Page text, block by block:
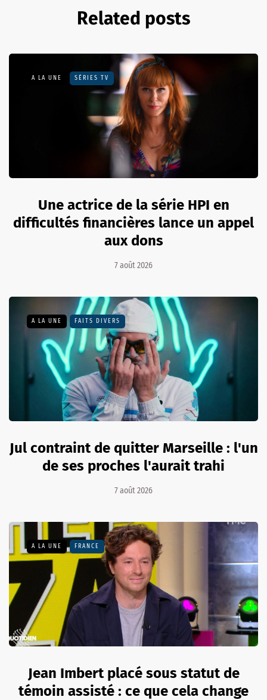
Related posts
A LA UNE SÉRIES TV
Une actrice de la série HPI en
difficultés financières lance un appel
aux dons
7 août 2026
A LA UNE FAITS DIVERS
Jul contraint de quitter Marseille : l'un
de ses proches l'aurait trahi
7 août 2026
A LA UNE FRANCE
Jean Imbert placé sous statut de
témoin assisté : ce que cela change